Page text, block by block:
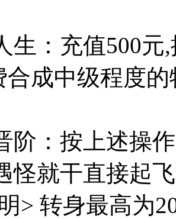
生：充值500
合成中级程度
阶：按上述操
怪就干直接起
> 转身最高为